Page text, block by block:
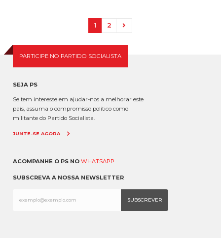
1 2
PARTICIPE NO PARTIDO SOCIALISTA
SEJA PS
Se tem interesse em ajudar-nos a melhorar este
país, assuma o compromisso político como
militante do Partido Socialista.
JUNTE-SE AGORA
ACOMPANHE O PS NO WHATSAPP
SUBSCREVA A NOSSA NEWSLETTER